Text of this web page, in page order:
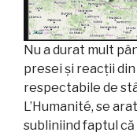
Nu a durat mult
presei și reacții
respectabile de
L’Humanité, se
subliniind faptul